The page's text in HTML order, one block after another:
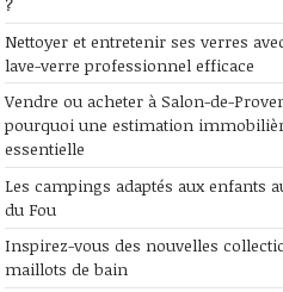
Nettoyer et entretenir ses verres
lave-verre professionnel efficace
Vendre ou acheter à Salon-de-
pourquoi une estimation
essentielle
Les campings adaptés aux enfants
du Fou
Inspirez-vous des nouvelles
maillots de bain